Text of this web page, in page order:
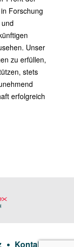
Forschung
Unser
zu erfüllen,
stets
erfolgreich
Kontakt